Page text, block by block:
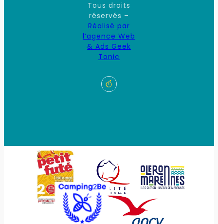
Tous droits
réservés –
Réalisé par
l’agence Web
& Ads Geek
Tonic